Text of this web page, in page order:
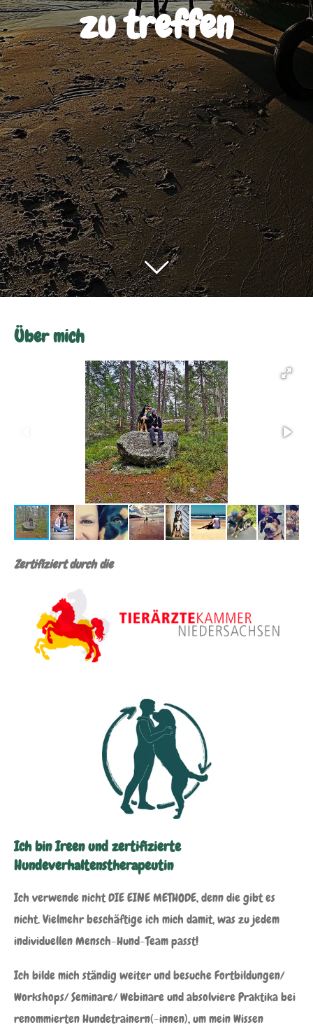
zu treffen
Über mich
Zertifiziert durch die
Ich bin Ireen und zertifizierte
Hundeverhaltenstherapeutin
Ich verwende nicht DIE EINE METHODE, denn die gibt es
nicht. Vielmehr beschäftige ich mich damit, was zu jedem
individuellen Mensch-Hund-Team passt!
Ich bilde mich ständig weiter und besuche Fortbildungen/
Workshops/ Seminare/ Webinare und absolviere Praktika bei
renommierten Hundetrainern(-innen), um mein Wissen